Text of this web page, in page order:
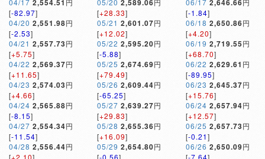
04/17 2,554.51 円
[-82.97]
04/20 2,551.98円
[-2.53]
04/21 2,557.73円
[+5.75]
04/22 2,569.37円
[+11.65]
04/23 2,574.03円
[+4.66]
04/24 2,565.88円
[-8.15]
04/27 2,554.34円
[-11.54]
04/28 2,556.44円
[+2.10]
05/20 2,589.06円
[+28.33]
05/21 2,601.07円
[+12.02]
05/22 2,595.20円
[-5.88]
05/25 2,674.69円
[+79.49]
05/26 2,609.44円
[-65.25]
05/27 2,639.27円
[+29.83]
05/28 2,655.36円
[+16.09]
05/29 2,654.80円
[-0.56]
06/17 2,646.66円
[-1.84]
06/18 2,650.86円
[+4.20]
06/19 2,719.55円
[+68.70]
06/22 2,629.61 円
[-89.95]
06/23 2,645.37円
[+15.76]
06/24 2,657.94円
[+12.57]
06/25 2,657.73円
[-0.21]
06/26 2,650.09円
[-7.64]